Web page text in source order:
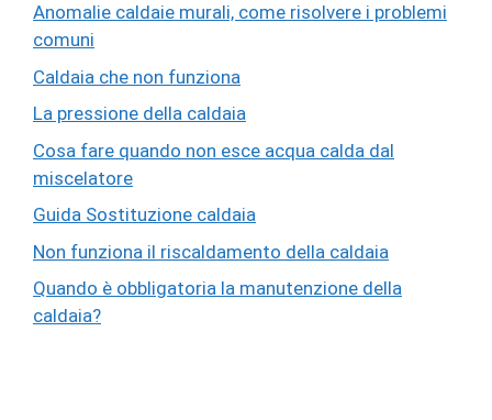
Anomalie caldaie murali, come risolvere i problemi
comuni
Caldaia che non funziona
La pressione della caldaia
Cosa fare quando non esce acqua calda dal
miscelatore
Guida Sostituzione caldaia
Non funziona il riscaldamento della caldaia
Quando è obbligatoria la manutenzione della
caldaia?